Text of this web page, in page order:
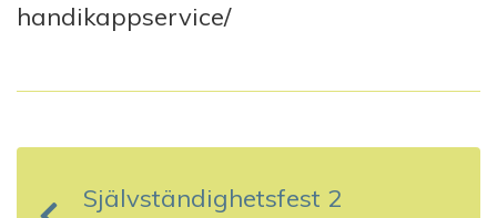
handikappservice/
n
Självständighetsfest 2